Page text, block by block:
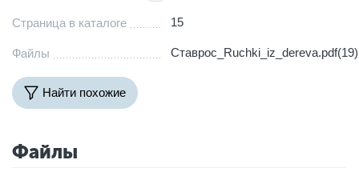
Страница в каталоге 15
Файлы Ставрос_Ruchki_iz_dereva.pdf(19)
Найти похожие
Файлы